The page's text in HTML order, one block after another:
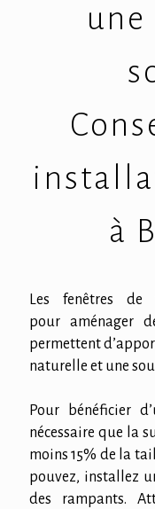
une
à
Les fenêtres de
pour aménager
permettent
naturelle et une
Pour bénéficier
nécessaire que la
moins 15% de la
pouvez, installez
des rampants.